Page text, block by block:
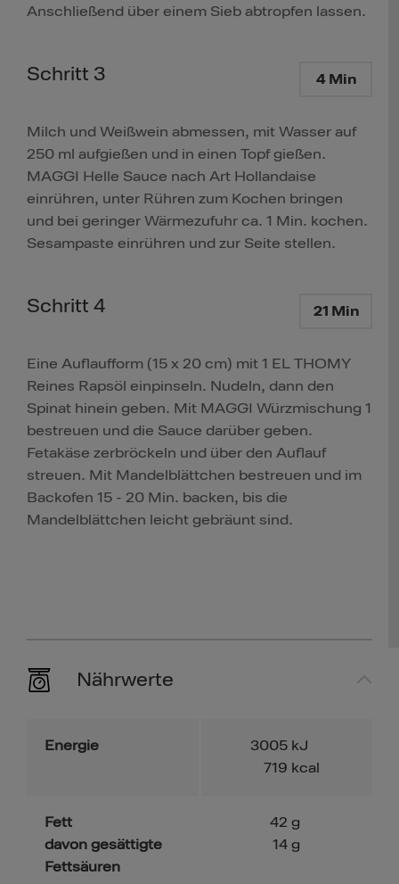
Anschließend über einem Sieb abtropfen lassen.
Schritt 3 4 Min
Milch und Weißwein abmessen, mit Wasser auf
250 ml aufgießen und in einen Topf gießen.
MAGGI Helle Sauce nach Art Hollandaise
einrühren, unter Rühren zum Kochen bringen
und bei geringer Wärmezufuhr ca. 1 Min. kochen.
Sesampaste einrühren und zur Seite stellen.
Schritt 4 21 Min
Eine Auflaufform (15 x 20 cm) mit 1 EL THOMY
Reines Rapsöl einpinseln. Nudeln, dann den
Spinat hinein geben. Mit MAGGI Würzmischung 1
bestreuen und die Sauce darüber geben.
Fetakäse zerbröckeln und über den Auflauf
streuen. Mit Mandelblättchen bestreuen und im
Backofen 15 - 20 Min. backen, bis die
Mandelblättchen leicht gebräunt sind.
Nährwerte
Energie 3005 kJ
719 kcal
Fett
davon gesättigte
Fettsäuren
42 g
14 g